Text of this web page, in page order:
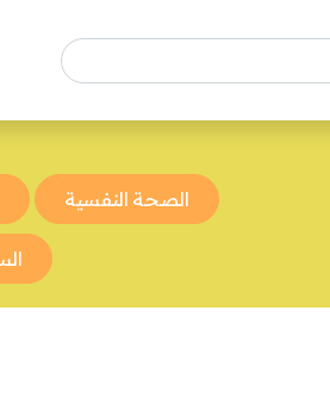
الصحة النفسية